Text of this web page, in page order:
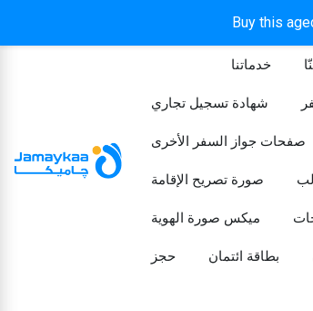
Buy this
خدماتنا
شهادة تسجيل تجاري
صفحات جواز السفر الأخرى
صورة تصريح الإقامة
ميكس صورة الهوية
حجز بطاقة ائتمان